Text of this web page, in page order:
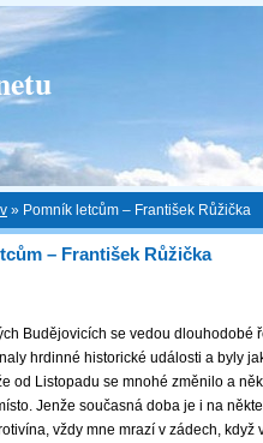
» Pomník letcům – František Růžička
– František Růžička
Budějovicích se vedou dlouhodobé
hrdinné historické události a byly
od Listopadu se mnohé změnilo a
Jenže současná doba je i na
vždy mne mrazí v zádech,